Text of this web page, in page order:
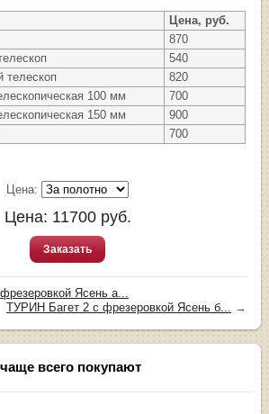
Цена, руб.
870
540
телескоп
820
100 мм
700
150 мм
900
700
Цена:
Цена: 11700руб.
Заказать
Ясень а...
ТУРИН Багет 2 с фрезеровкой Ясень б... →
всего покупают